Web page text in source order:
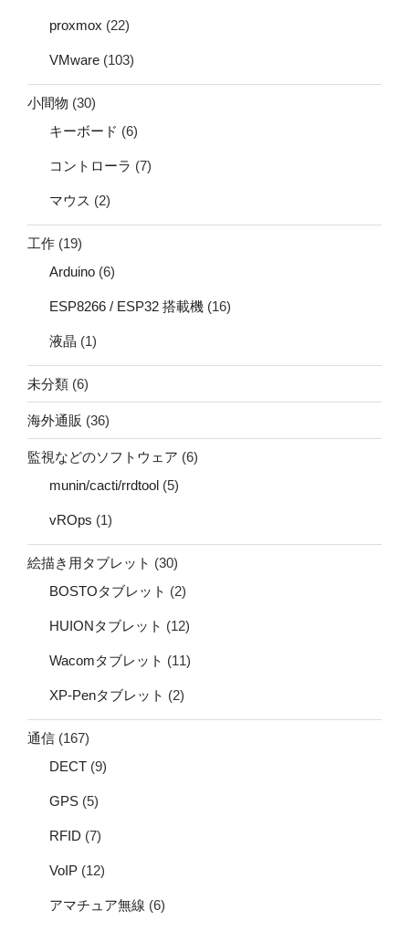
proxmox (22)
VMware (103)
小間物 (30)
キーボード (6)
コントローラ (7)
マウス (2)
工作 (19)
Arduino (6)
ESP8266 / ESP32 搭載機 (16)
液晶 (1)
未分類 (6)
海外通販 (36)
監視などのソフトウェア (6)
munin/cacti/rrdtool (5)
vROps (1)
絵描き用タブレット (30)
BOSTOタブレット (2)
HUIONタブレット (12)
Wacomタブレット (11)
XP-Penタブレット (2)
通信 (167)
DECT (9)
GPS (5)
RFID (7)
VoIP (12)
アマチュア無線 (6)